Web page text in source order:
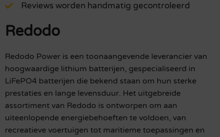
Reviews worden handmatig gecontroleerd
Redodo
Redodo Power is een toonaangevende leverancier van
hoogwaardige lithium batterijen, gespecialiseerd in
LiFePO4 batterijen die bekend staan om hun sterke
prestaties en lange levensduur. Het uitgebreide
assortiment van Redodo is ontworpen om aan
uiteenlopende energiebehoeften te voldoen, van
recreatieve voertuigen tot maritieme toepassingen en